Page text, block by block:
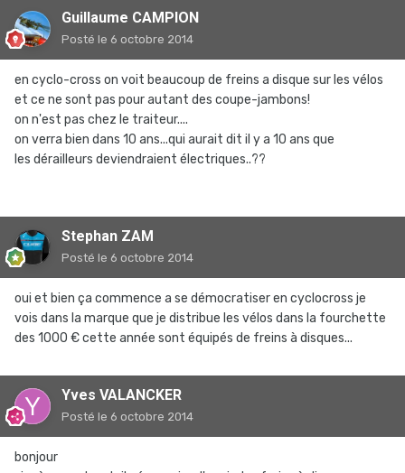
Guillaume CAMPION
Posté le 6 octobre 2014
en cyclo-cross on voit beaucoup de freins a disque sur les vélos
et ce ne sont pas pour autant des coupe-jambons!
on n'est pas chez le traiteur....
on verra bien dans 10 ans...qui aurait dit il y a 10 ans que
les dérailleurs deviendraient électriques..??
Stephan ZAM
Posté le 6 octobre 2014
oui et bien ça commence a se démocratiser en cyclocross je
vois dans la marque que je distribue les vélos dans la fourchette
des 1000 € cette année sont équipés de freins à disques...
Yves VALANCKER
Posté le 6 octobre 2014
bonjour